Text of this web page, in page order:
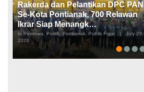
Rakerda dan Pelantikan DPC PAN
Se-Kota Pontianak, 700 Relawan
Ikrar Siap Menangk…
In Peristiwa, Politik, Pontianak, Publik Figur |
July 29,
2026